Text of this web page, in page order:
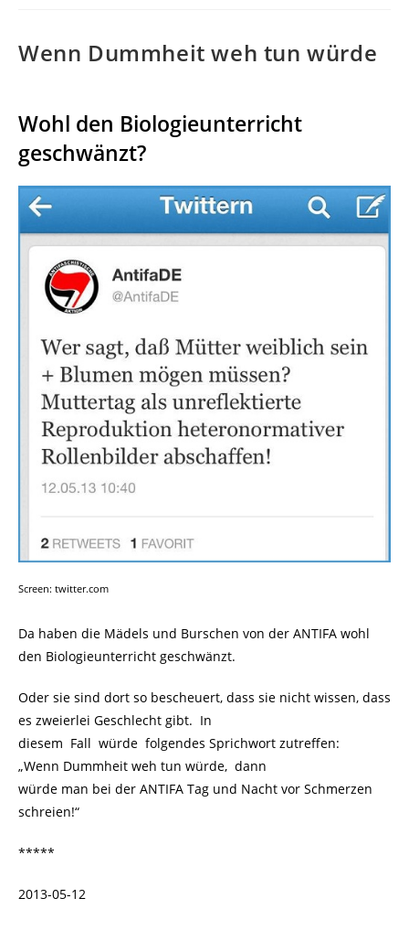
Wenn Dummheit weh tun würde
Wohl den Biologieunterricht
geschwänzt?
Screen: twitter.com
Da haben die Mädels und Burschen von der ANTIFA wohl
den Biologieunterricht geschwänzt.
Oder sie sind dort so bescheuert, dass sie nicht wissen, dass
es zweierlei Geschlecht gibt. In
diesem Fall würde folgendes Sprichwort zutreffen:
„Wenn Dummheit weh tun würde, dann
würde man bei der ANTIFA Tag und Nacht vor Schmerzen
schreien!“
*****
2013-05-12